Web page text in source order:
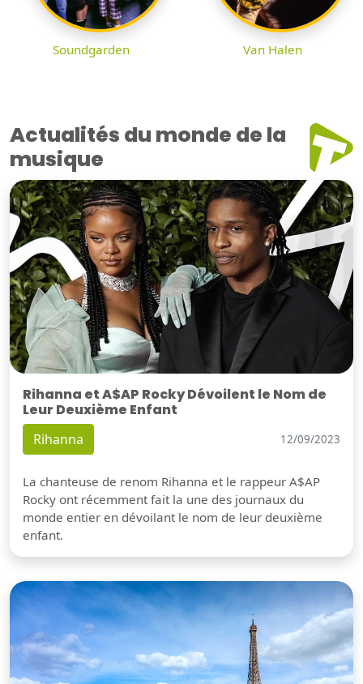
Soundgarden Van Halen
Actualités du monde de la
musique
Rihanna et A$AP Rocky Dévoilent le Nom de
Leur Deuxième Enfant
Rihanna 12/09/2023
La chanteuse de renom Rihanna et le rappeur A$AP
Rocky ont récemment fait la une des journaux du
monde entier en dévoilant le nom de leur deuxième
enfant.